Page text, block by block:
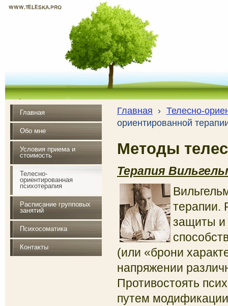
Почувствуй радость жизни
WWW.TELESKA.PRO
Главная
Обо мне
Условия приема и
стоимость
Телесно-
ориентированная
психотерапия
Расписание групповых
занятий
Психосоматика
Контакты
Главная › Телесно-
ориентированной
Методы
Терапия
терапии.
защиты и
(или «брони
напряжении
Противостоять
путем модификации